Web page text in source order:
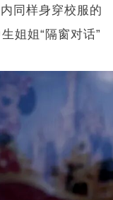
同样身穿校服的
姐姐“隔窗对话”